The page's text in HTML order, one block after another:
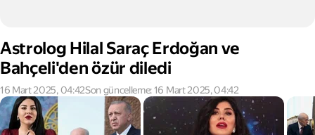
Astrolog Hilal Saraç Erdoğan ve
Bahçeli'den özür diledi
16 Mart 2025, 04:42Son güncelleme: 16 Mart 2025, 04:42